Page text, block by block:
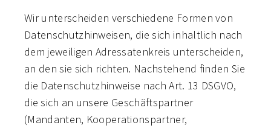
Wir unterscheiden verschiedene Formen von
Datenschutzhinweisen, die sich inhaltlich nach
dem jeweiligen Adressatenkreis unterscheiden,
an den sie sich richten. Nachstehend finden Sie
die Datenschutzhinweise nach Art. 13 DSGVO,
die sich an unsere Geschäftspartner
(Mandanten, Kooperationspartner,